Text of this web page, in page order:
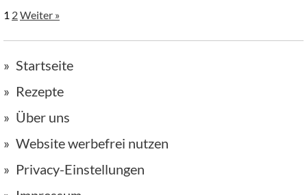
1 2Weiter »
Startseite
Rezepte
Über uns
Website werbefrei nutzen
Privacy-Einstellungen